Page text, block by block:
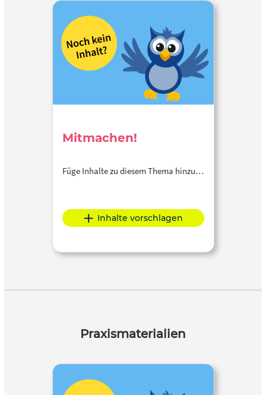
Mitmachen!
Füge Inhalte zu diesem Thema hinzu…
Inhalte vorschlagen
Praxismaterialien